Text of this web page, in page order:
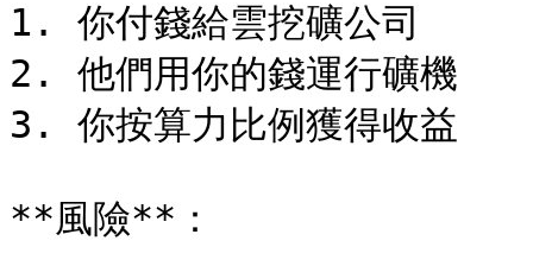
1. 你付錢給雲挖礦公司
2. 他們用你的錢運行礦機
3. 你按算力比例獲得收益
**風險**：